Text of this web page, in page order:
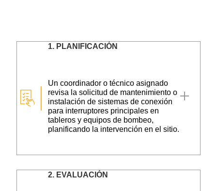
1.PLANIFICACIÓN
Un coordinador o técnico asignado
revisa la solicitud de mantenimiento o
instalación de sistemas de conexión
para interruptores principales en
tableros y equipos de bombeo,
planificando la intervención en el sitio.
2.EVALUACIÓN